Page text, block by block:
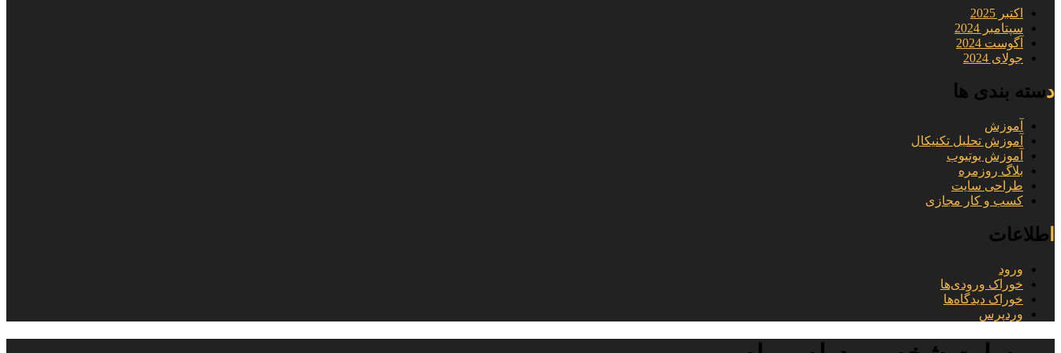
اکتبر 2025
سپتامبر 2024
آگوست 2024
جولای 2024
دسته بندی ها
آموزش
آموزش تحلیل تکنیکال
آموزش یوتیوب
بلاگ روزمره
طراحی سایت
کسب و کار مجازی
اطلاعات
ورود
خوراک ورودی‌ها
خوراک دیدگاه‌ها
وردپرس